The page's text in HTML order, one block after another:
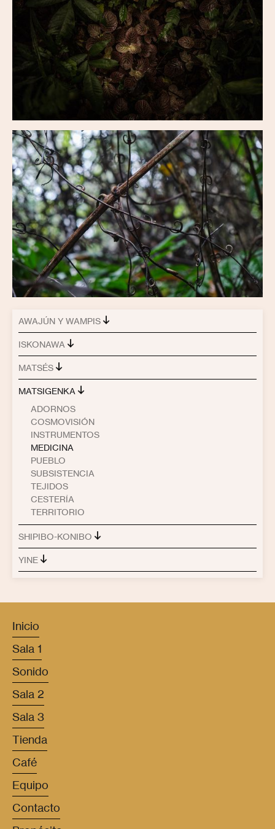
AWAJÚN Y WAMPIS
ISKONAWA
MATSÉS
MATSIGENKA
ADORNOS
COSMOVISIÓN
INSTRUMENTOS
MEDICINA
PUEBLO
SUBSISTENCIA
TEJIDOS
CESTERÍA
TERRITORIO
SHIPIBO-KONIBO
YINE
Inicio
Sala 1
Sonido
Sala 2
Sala 3
Tienda
Café
Equipo
Contacto